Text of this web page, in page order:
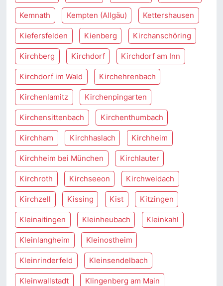
Kemnath Kempten (Allgäu) Kettershausen
Kiefersfelden Kienberg Kirchanschöring
Kirchberg Kirchdorf Kirchdorf am Inn
Kirchdorf im Wald Kirchehrenbach
Kirchenlamitz Kirchenpingarten
Kirchensittenbach Kirchenthumbach
Kirchham Kirchhaslach Kirchheim
Kirchheim bei München Kirchlauter
Kirchroth Kirchseeon Kirchweidach
Kirchzell Kissing Kist Kitzingen
Kleinaitingen Kleinheubach Kleinkahl
Kleinlangheim Kleinostheim
Kleinrinderfeld Kleinsendelbach
Kleinwallstadt Klingenberg am Main